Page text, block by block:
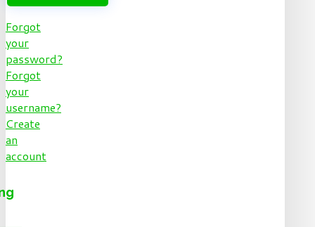
Forgot
your
password?
Forgot
your
username?
Create
an
account